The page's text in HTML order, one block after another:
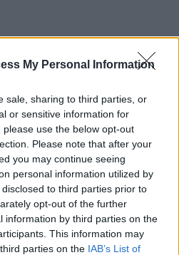
My Personal Information
sale, sharing to third parties, or
or sensitive information for
use the below opt-out
Please note that after your
you may continue seeing
personal information utilized by
to third parties prior to
opt-out of the further
information by third parties on the
This information may
parties on the IAB’s List of